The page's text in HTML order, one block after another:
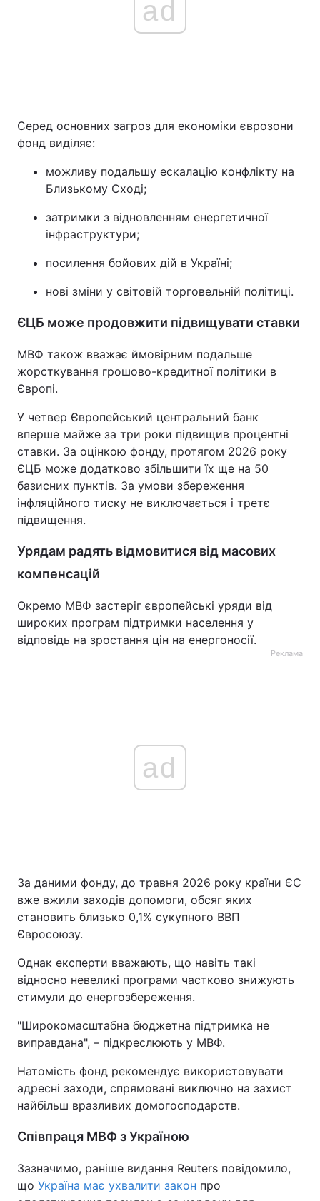
ad
Серед основних загроз для економіки єврозони
фонд виділяє:
можливу подальшу ескалацію конфлікту на
Близькому Сході;
затримки з відновленням енергетичної
інфраструктури;
посилення бойових дій в Україні;
нові зміни у світовій торговельній політиці.
ЄЦБ може продовжити підвищувати ставки
МВФ також вважає ймовірним подальше
жорсткування грошово-кредитної політики в
Європі.
У четвер Європейський центральний банк
вперше майже за три роки підвищив процентні
ставки. За оцінкою фонду, протягом 2026 року
ЄЦБ може додатково збільшити їх ще на 50
базисних пунктів. За умови збереження
інфляційного тиску не виключається і третє
підвищення.
Урядам радять відмовитися від масових
компенсацій
Окремо МВФ застеріг європейські уряди від
широких програм підтримки населення у
відповідь на зростання цін на енергоносії.
Реклама
ad
За даними фонду, до травня 2026 року країни ЄС
вже вжили заходів допомоги, обсяг яких
становить близько 0,1% сукупного ВВП
Євросоюзу.
Однак експерти вважають, що навіть такі
відносно невеликі програми частково знижують
стимули до енергозбереження.
"Широкомасштабна бюджетна підтримка не
виправдана", – підкреслюють у МВФ.
Натомість фонд рекомендує використовувати
адресні заходи, спрямовані виключно на захист
найбільш вразливих домогосподарств.
Співпраця МВФ з Україною
Зазначимо, раніше видання Reuters повідомило,
що Україна має ухвалити закон про